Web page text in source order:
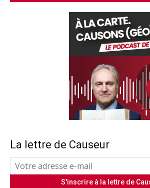
La lettre de Causeur